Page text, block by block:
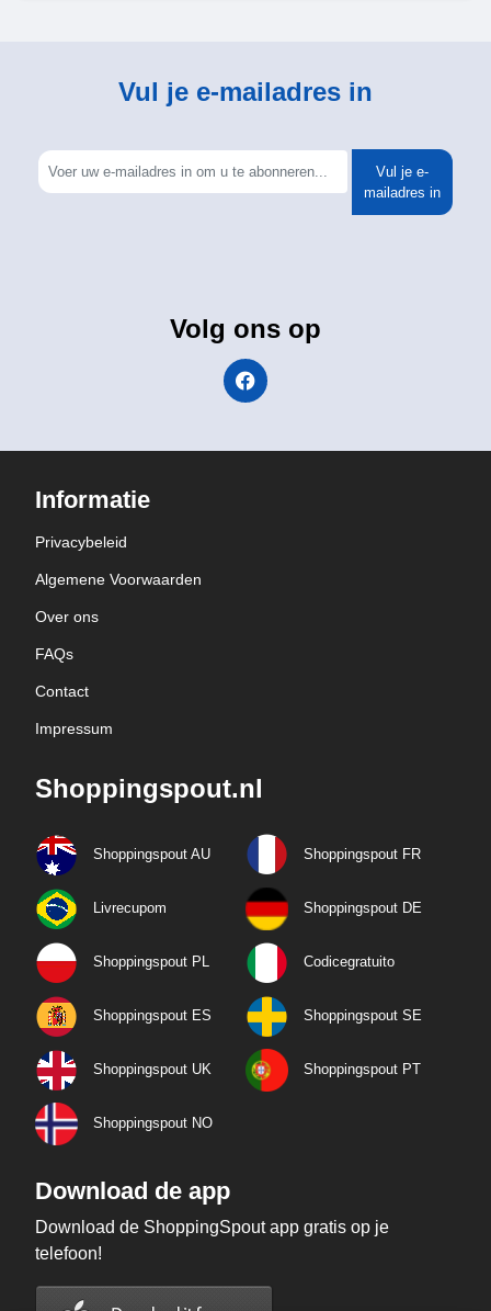
Vul je e-mailadres in
Vul je e-
mailadres in
Volg ons op
Informatie
Privacybeleid
Algemene Voorwaarden
Over ons
FAQs
Contact
Impressum
Shoppingspout.nl
Shoppingspout AU Shoppingspout FR
Livrecupom Shoppingspout DE
Shoppingspout PL Codicegratuito
Shoppingspout ES Shoppingspout SE
Shoppingspout UK Shoppingspout PT
Shoppingspout NO
Download de app
Download de ShoppingSpout app gratis op je
telefoon!